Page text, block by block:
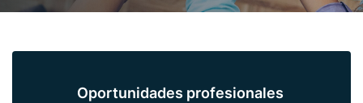
Oportunidades profesionales